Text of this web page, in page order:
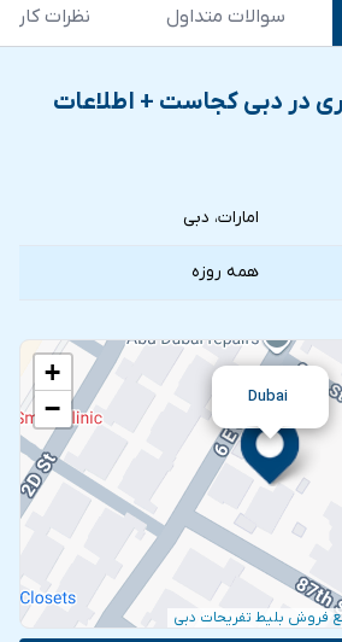
سوالات متداول نظرات
در دبی کجاست + اطلاعات
امارات، دبی
همه روزه
Dubai
+
−
فروش بلیط تفریحات دبی